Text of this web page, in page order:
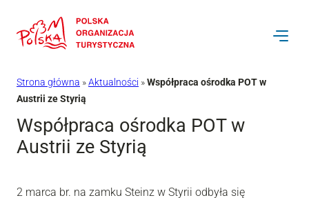
do
Strona główna »Aktualności »Współpraca ośrodka POT w
Austrii ze Styrią
Współpraca ośrodka POT w
Austrii ze Styrią
2 marca br. na zamku Steinz w Styrii odbyła się